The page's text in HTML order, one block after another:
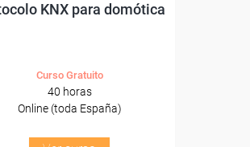
KNX para domótica
Curso Gratuito
40 horas
Online (toda España)